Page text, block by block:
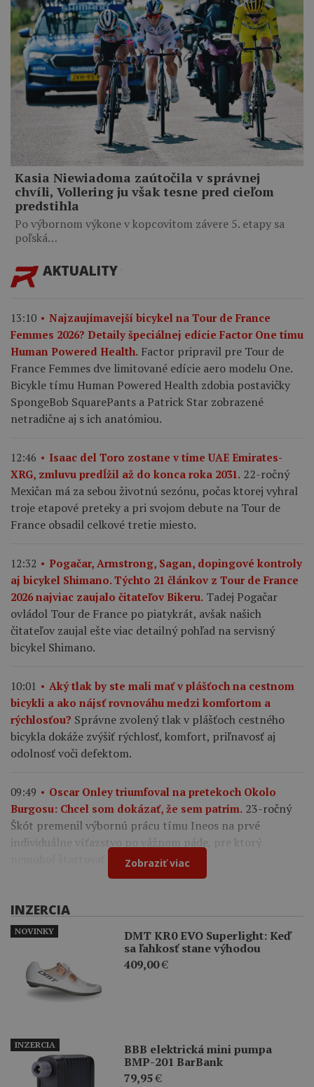
Kasia Niewiadoma zaútočila v správnej
chvíli, Vollering ju však tesne pred cieľom
predstihla
Po výbornom výkone v kopcovitom závere 5. etapy sa
poľská…
AKTUALITY
13:10
Najzaujímavejší bicykel na Tour de France
Femmes 2026? Detaily špeciálnej edície Factor One tímu
Human Powered Health. Factor pripravil pre Tour de
France Femmes dve limitované edície aero modelu One.
Bicykle tímu Human Powered Health zdobia postavičky
SpongeBob SquarePants a Patrick Star zobrazené
netradične aj s ich anatómiou.
12:46
Isaac del Toro zostane v tíme UAE Emirates-
XRG, zmluvu predĺžil až do konca roka 2031. 22-ročný
Mexičan má za sebou životnú sezónu, počas ktorej vyhral
troje etapové preteky a pri svojom debute na Tour de
France obsadil celkové tretie miesto.
12:32
Pogačar, Armstrong, Sagan, dopingové kontroly
aj bicykel Shimano. Týchto 21 článkov z Tour de France
2026 najviac zaujalo čitateľov Bikeru. Tadej Pogačar
ovládol Tour de France po piatykrát, avšak našich
čitateľov zaujal ešte viac detailný pohľad na servisný
bicykel Shimano.
10:01
Aký tlak by ste mali mať v plášťoch na cestnom
bicykli a ako nájsť rovnováhu medzi komfortom a
rýchlosťou? Správne zvolený tlak v plášťoch cestného
bicykla dokáže zvýšiť rýchlosť, komfort, priľnavosť aj
odolnosť voči defektom.
09:49
Oscar Onley triumfoval na pretekoch Okolo
Burgosu: Chcel som dokázať, že sem patrím. 23-ročný
Škót premenil výbornú prácu tímu Ineos na prvé
individuálne víťazstvo po vážnom páde, pre ktorý
nemohol štartovať na Tour de France.
Zobraziť viac
INZERCIA
DMT KR0 EVO Superlight: Keď
sa ľahkosť stane výhodou
409,00€
NOVINKY
BBB elektrická mini pumpa
BMP-201 BarBank
79,95€
INZERCIA